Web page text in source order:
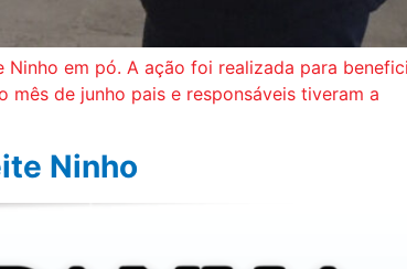
em pó. A ação foi realizada para
de junho pais e responsáveis tiveram a
Ninho